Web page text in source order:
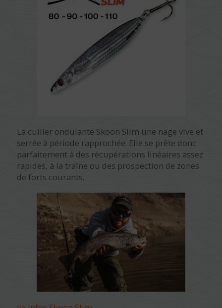
La cuiller ondulante Skoon Slim une nage vive et
serrée à période rapprochée. Elle se prête donc
parfaitement à des récupérations linéaires assez
rapides, à la traîne ou des prospection de zones
de forts courants.